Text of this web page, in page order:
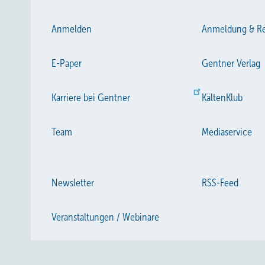
Anmelden Anmeldung &
E-Paper Gentner Verlag
Karriere bei Gentner KältenKlub
Team Mediaservice
Newsletter RSS-Feed
Veranstaltungen / Webinare